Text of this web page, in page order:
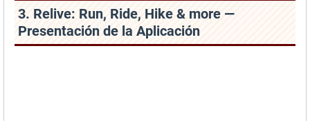
3. Relive: Run, Ride, Hike & more —
Presentación de la Aplicación